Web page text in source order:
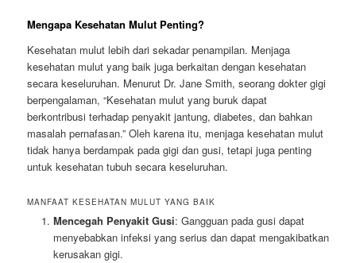
Mengapa Kesehatan Mulut Penting?
Kesehatan mulut lebih dari sekadar penampilan. Menjaga
kesehatan mulut yang baik juga berkaitan dengan kesehatan
secara keseluruhan. Menurut Dr. Jane Smith, seorang dokter gigi
berpengalaman, “Kesehatan mulut yang buruk dapat
berkontribusi terhadap penyakit jantung, diabetes, dan bahkan
masalah pernafasan.” Oleh karena itu, menjaga kesehatan mulut
tidak hanya berdampak pada gigi dan gusi, tetapi juga penting
untuk kesehatan tubuh secara keseluruhan.
MANFAAT KESEHATAN MULUT YANG BAIK
Mencegah Penyakit Gusi: Gangguan pada gusi dapat
menyebabkan infeksi yang serius dan dapat mengakibatkan
kerusakan gigi.